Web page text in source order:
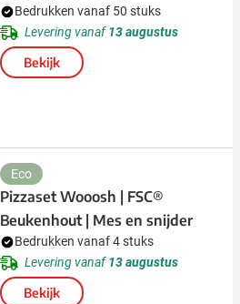
Bedrukken vanaf 50 stuks
Levering vanaf13 augustus
Bekijk
Eco
Pizzaset Wooosh | FSC®
Beukenhout | Mes en snijder
Bedrukken vanaf 4 stuks
Levering vanaf13 augustus
Bekijk